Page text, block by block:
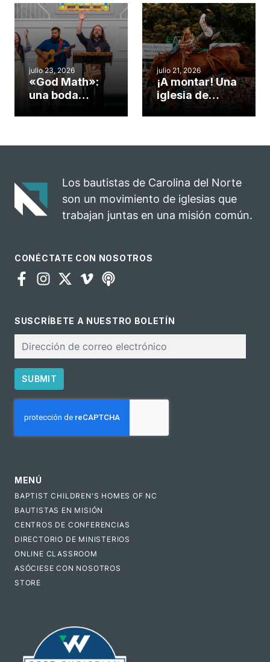
Cary se
convirtió en un
insólito campo
misionero te
cuento
obra de Dios
durante la
Semana
ServeNC
julio 23, 2026
«God Math»:
una boda
celebra el
julio 21, 2026
¡A montar! Una
iglesia de
rodeo anual en
para el
ministerio
Los bautistas de Carolina del Norte
son un movimiento de iglesias que
trabajan juntas en una misión común.
CONÉCTATE CON NOSOTROS
SUSCRÍBETE A NUESTRO BOLETÍN
electrónico
SUBMIT
MENÚ
BAPTIST CHILDREN'S HOMES OF NC
BAUTISTAS EN MISIÓN
CENTROS DE CONFERENCIAS
DIRECTORIO DE MINISTERIOS
ONLINE CLASSROOM
ASÓCIESE CON NOSOTROS
STORE